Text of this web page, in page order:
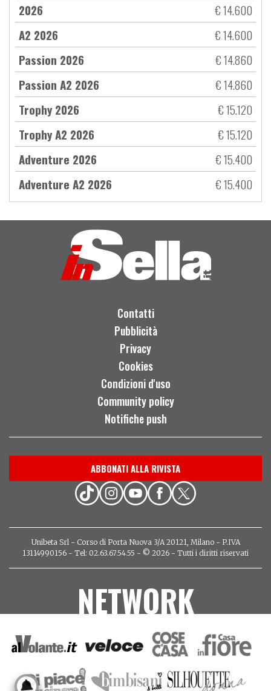
2026
€ 14.600
A2 2026
€ 14.600
Passion 2026
€ 14.860
Passion A2 2026
€ 14.860
Trophy 2026
€ 15.120
Trophy A2 2026
€ 15.120
Adventure 2026
€ 15.400
Adventure A2 2026
€ 15.400
Contatti
Pubblicità
Privacy
Cookies
Condizioni d'uso
Community policy
Notifiche push
ABBONATI ALLA RIVISTA
Unibeta Srl - Corso di Porta Nuova 3/A 20121, Milano - P.IVA
13114990156 - Tel: 02.63.67.54.55 - © 2026 - Tutti i diritti riservati
NETWORK